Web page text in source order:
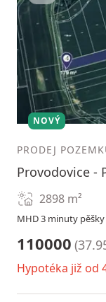
NOVÝ
PRODEJ
Provodovice -
2898 m²
MHD 3 minuty pěšky
110000 (
Hypotéka již od